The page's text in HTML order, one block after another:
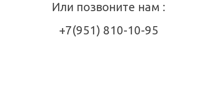
Или позвоните нам :
+7(951) 810-10-95